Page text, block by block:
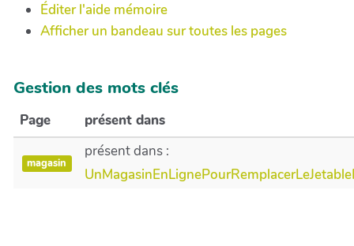
Éditer l'aide mémoire
Afficher un bandeau sur toutes les pages
Gestion des mots clés
Page présent dans
magasin
présent dans :